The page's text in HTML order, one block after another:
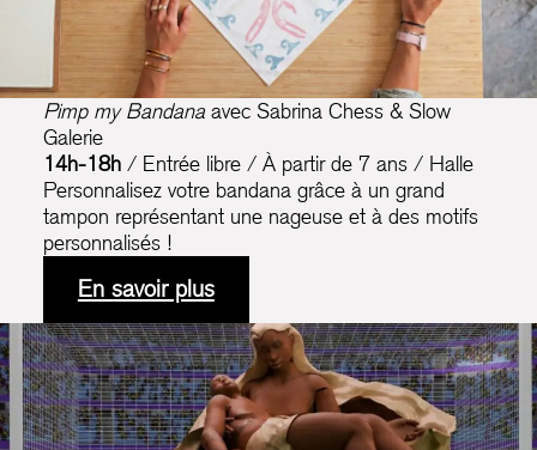
Pimp my Bandanaavec Sabrina Chess & Slow
Galerie
14h-18h/ Entrée libre / À partir de 7 ans / Halle
Personnalisez votre bandana grâce à un grand
tampon représentant une nageuse et à des motifs
personnalisés !
En savoir plus